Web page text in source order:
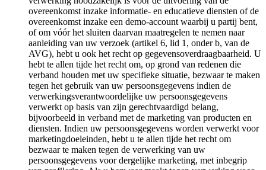
overeenkomst inzake informatie- en educatieve diensten of de
overeenkomst inzake een demo-account waarbij u partij bent,
of om vóór het sluiten daarvan maatregelen te nemen naar
aanleiding van uw verzoek (artikel 6, lid 1, onder b, van de
AVG), hebt u ook het recht op gegevensoverdraagbaarheid. U
hebt te allen tijde het recht om, op grond van redenen die
verband houden met uw specifieke situatie, bezwaar te maken
tegen het gebruik van uw persoonsgegevens indien de
verwerkingsverantwoordelijke uw persoonsgegevens
verwerkt op basis van zijn gerechtvaardigd belang,
bijvoorbeeld in verband met de marketing van producten en
diensten. Indien uw persoonsgegevens worden verwerkt voor
marketingdoeleinden, hebt u te allen tijde het recht om
bezwaar te maken tegen de verwerking van uw
persoonsgegevens voor dergelijke marketing, met inbegrip